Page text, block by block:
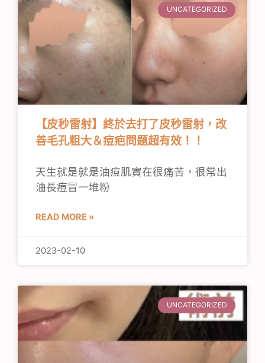
UNCATEGORIZED
【皮秒雷射】終於去打了皮秒雷射，改
善毛孔粗大＆痘疤問題超有效！！
天生就是就是油痘肌實在很痛苦，很常出
油長痘冒一堆粉
READ MORE »
2023-02-10
UNCATEGORIZED